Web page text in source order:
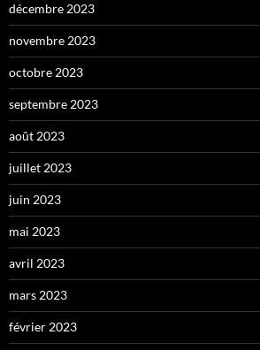
décembre 2023
novembre 2023
octobre 2023
septembre 2023
août 2023
juillet 2023
juin 2023
mai 2023
avril 2023
mars 2023
février 2023